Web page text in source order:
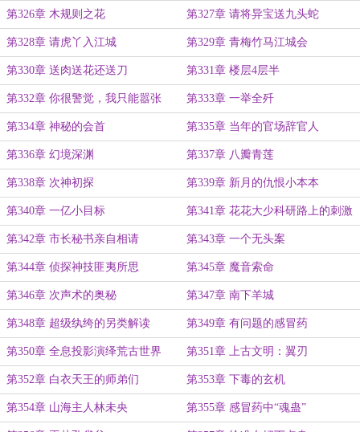
第326章 木规则之花 第327章 请将异宝送九头蛇
第328章 请虎丫入江城 第329章 青梅竹马江城会
第330章 送肉送花还送刀 第331章 楼层4层半
第332章 你很警觉，我只能嚣张 第333章 一举全歼
第334章 神秘的会首 第335章 当年的官场辞官人
第336章 幻境深渊 第337章 八瓣青莲
第338章 次神初探 第339章 新月的仇恨小本本
第340章 一亿小目标 第341章 花花大少科研路上的刺激
第342章 市长秘书亲自相请 第343章 一个无头案
第344章 侦探神技匪夷所思 第345章 魔音索命
第346章 次声术的奥秘 第347章 南下羊城
第348章 超级纨绔的另类解读 第349章 有问题的感冒药
第350章 全息投影演绎荒古世界 第351章 上古文明：翼刃
第352章 白衣天王的师弟们 第353章 下毒的玄机
第354章 山海主人林未央 第355章 感冒药中“魂蛊”